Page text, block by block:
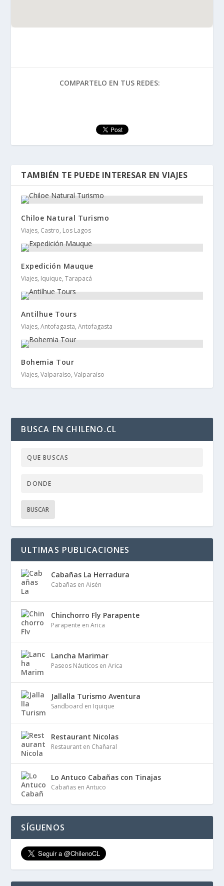
COMPARTELO EN TUS REDES:
TAMBIÉN TE PUEDE INTERESAR EN VIAJES
Chiloe Natural Turismo
Viajes, Castro, Los Lagos
Expedición Mauque
Viajes, Iquique, Tarapacá
Antilhue Tours
Viajes, Antofagasta, Antofagasta
Bohemia Tour
Viajes, Valparaíso, Valparaíso
BUSCA EN CHILENO.CL
ULTIMAS PUBLICACIONES
Cabañas La Herradura
Cabañas en Aisén
Chinchorro Fly Parapente
Parapente en Arica
Lancha Marimar
Paseos Náuticos en Arica
Jallalla Turismo Aventura
Sandboard en Iquique
Restaurant Nicolas
Restaurant en Chañaral
Lo Antuco Cabañas con Tinajas
Cabañas en Antuco
SÍGUENOS